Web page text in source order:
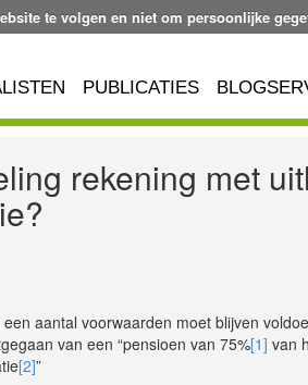
te volgen en niet om persoonlijke
PUBLICATIES
rekening met
aantal voorwaarden moet blijven
van een “pensioen van 75%[1] van
[2]”